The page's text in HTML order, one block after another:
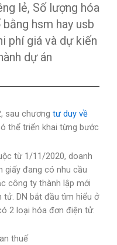
lẻ, Số lượng hóa
hsm hay usb
phí giá và dự kiến
dự án
sau chương tư duy về
thể triển khai từng bước
từ 1/11/2020, doanh
giấy đang có nhu cầu
công ty thành lập mới
DN bắt đầu tìm hiểu ở
2 loại hóa đơn điện tử:
thuế